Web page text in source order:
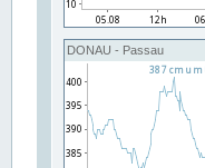
DONAU - Passau